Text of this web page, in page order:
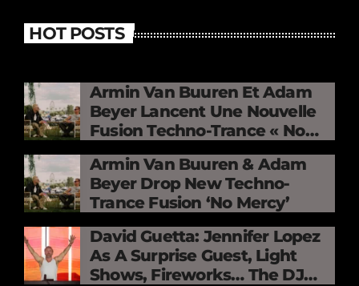
HOT POSTS
Armin Van Buuren Et Adam
Beyer Lancent Une Nouvelle
Fusion Techno-Trance « No
Armin Van Buuren & Adam
Beyer Drop New Techno-
Trance Fusion ‘No Mercy’
David Guetta: Jennifer Lopez
As A Surprise Guest, Light
Shows, Fireworks… The DJ